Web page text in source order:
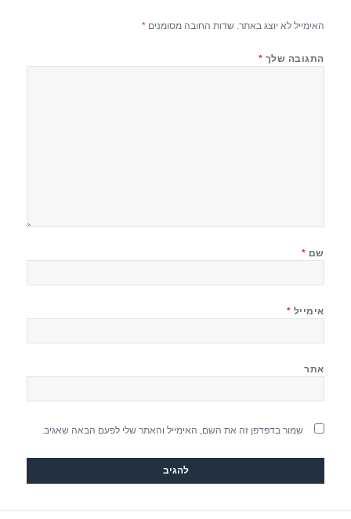
האימייל לא יוצג באתר. שדות החובה מסומנים*
התגובה שלך *
שם *
אימייל *
אתר
שמור בדפדפן זה את השם, האימייל והאתר שלי לפעם הבאה שאגיב.